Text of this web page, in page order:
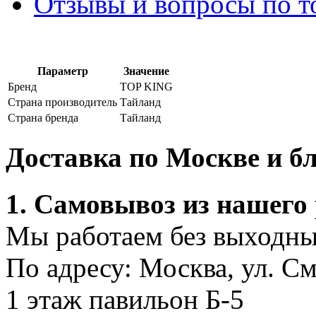
Параметр
Значение
Бренд
TOP KING
Страна производитель Тайланд
Страна бренда
Тайланд
Доставка по Москве и
1. Самовывоз из нашего
Мы работаем без
По адресу: Москва, ул.
1 этаж павильон Б-5